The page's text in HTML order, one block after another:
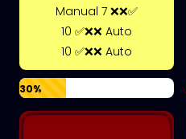
Manual 7 ❌❌✅
10 ✅❌❌ Auto
10 ✅❌❌ Auto
30%